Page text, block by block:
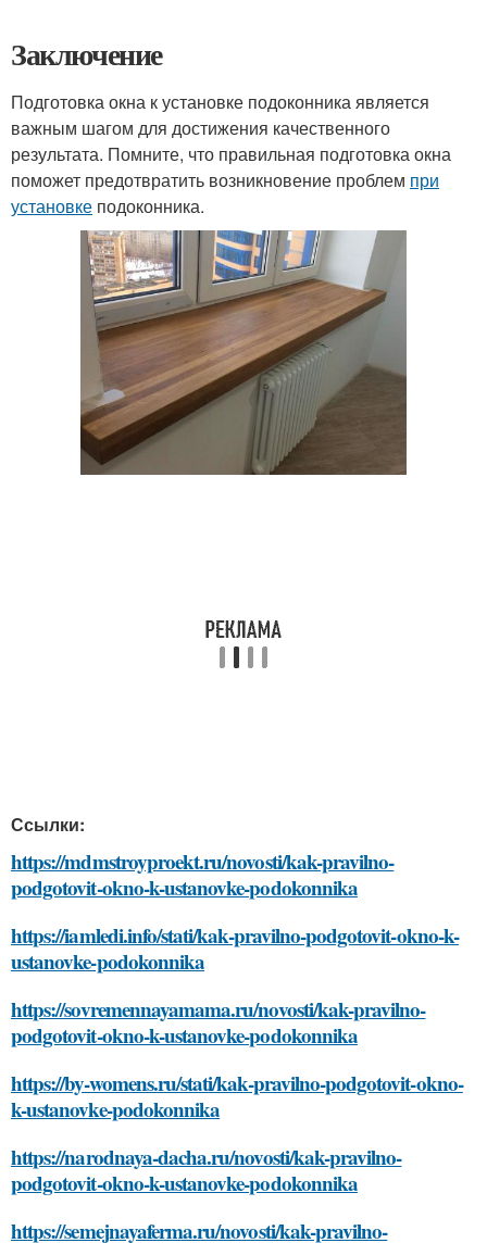
Заключение
Подготовка окна к установке подоконника является
важным шагом для достижения качественного
результата. Помните, что правильная подготовка окна
поможет предотвратить возникновение проблем при
установке подоконника.
Ссылки:
https://mdmstroyproekt.ru/novosti/kak-pravilno-
podgotovit-okno-k-ustanovke-podokonnika
https://iamledi.info/stati/kak-pravilno-podgotovit-okno-k-
ustanovke-podokonnika
https://sovremennayamama.ru/novosti/kak-pravilno-
podgotovit-okno-k-ustanovke-podokonnika
https://by-womens.ru/stati/kak-pravilno-podgotovit-okno-
k-ustanovke-podokonnika
https://narodnaya-dacha.ru/novosti/kak-pravilno-
podgotovit-okno-k-ustanovke-podokonnika
https://semejnayaferma.ru/novosti/kak-pravilno-